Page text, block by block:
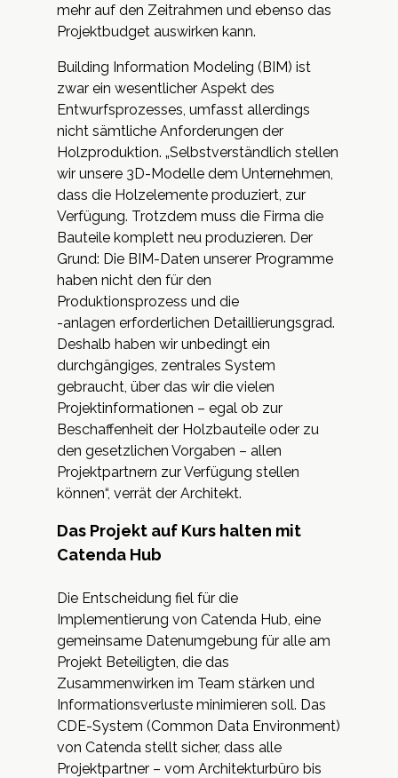
mehr auf den Zeitrahmen und ebenso das
Projektbudget auswirken kann.
Building Information Modeling (BIM) ist
zwar ein wesentlicher Aspekt des
Entwurfsprozesses, umfasst allerdings
nicht sämtliche Anforderungen der
Holzproduktion. „Selbstverständlich stellen
wir unsere 3D-Modelle dem Unternehmen,
dass die Holzelemente produziert, zur
Verfügung. Trotzdem muss die Firma die
Bauteile komplett neu produzieren. Der
Grund: Die BIM-Daten unserer Programme
haben nicht den für den
Produktionsprozess und die
-anlagen erforderlichen Detaillierungsgrad.
Deshalb haben wir unbedingt ein
durchgängiges, zentrales System
gebraucht, über das wir die vielen
Projektinformationen – egal ob zur
Beschaffenheit der Holzbauteile oder zu
den gesetzlichen Vorgaben – allen
Projektpartnern zur Verfügung stellen
können“, verrät der Architekt.
Das Projekt auf Kurs halten mit
Catenda Hub
Die Entscheidung fiel für die
Implementierung von Catenda Hub, eine
gemeinsame Datenumgebung für alle am
Projekt Beteiligten, die das
Zusammenwirken im Team stärken und
Informationsverluste minimieren soll. Das
CDE-System (Common Data Environment)
von Catenda stellt sicher, dass alle
Projektpartner – vom Architekturbüro bis